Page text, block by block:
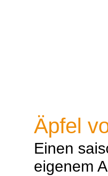
Äpfel
Einen
eigenem